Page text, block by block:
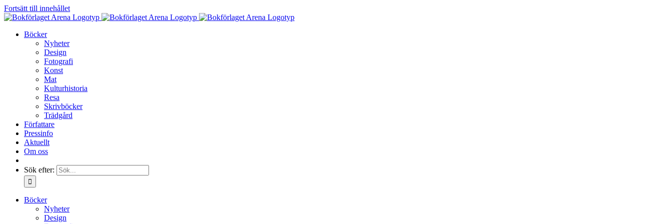
Fortsätt till innehållet
Böcker
Nyheter
Design
Fotografi
Konst
Mat
Kulturhistoria
Resa
Skrivböcker
Trädgård
Författare
Pressinfo
Aktuellt
Om oss
Sök efter:
Böcker
Nyheter
Design